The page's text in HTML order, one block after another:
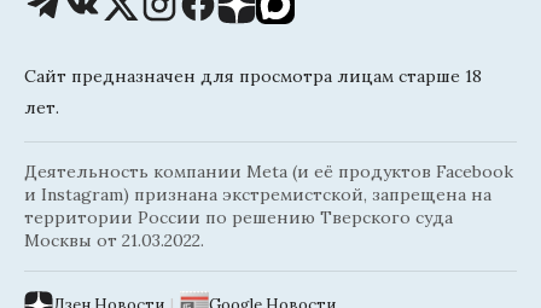
Сайт предназначен для просмотра лицам старше 18
лет.
Деятельность компании Meta (и её продуктов Facebook
и Instagram) признана экстремистской, запрещена на
территории России по решению Тверского суда
Москвы от 21.03.2022.